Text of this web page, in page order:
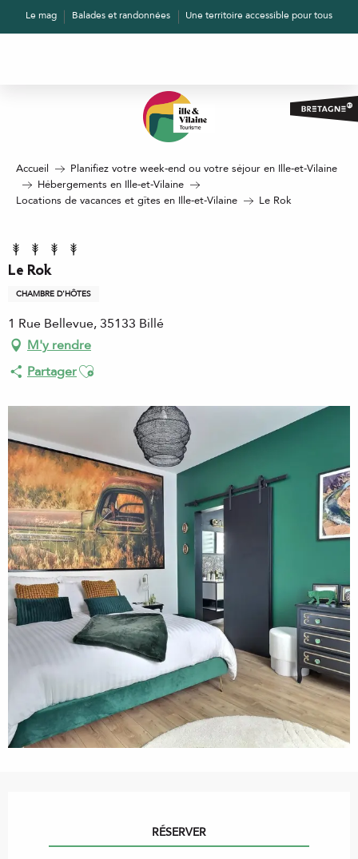
AllerLe mag Balades et randonnées Une territoire accessible pour tous
Accueil
Planifiez votre week-end ou votre séjour en Ille-et-Vilaine
Hébergements en Ille-et-Vilaine
Locations de vacances et gîtes en Ille-et-Vilaine
Le Rok
Le Rok
CHAMBRE D'HÔTES
1 Rue Bellevue, 35133 Billé
M'y rendre
PartagerAjouter aux favoris
RÉSERVER